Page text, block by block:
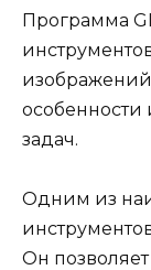
Программа
задач.
Одним из
Он